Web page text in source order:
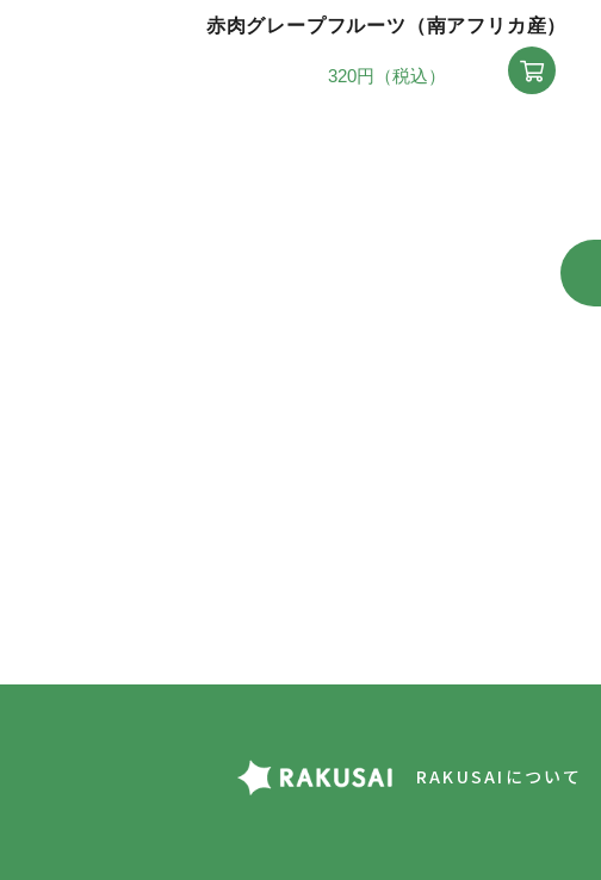
赤肉グレープフルーツ（南アフリカ産）
320円（税込）
RAKUSAIについて